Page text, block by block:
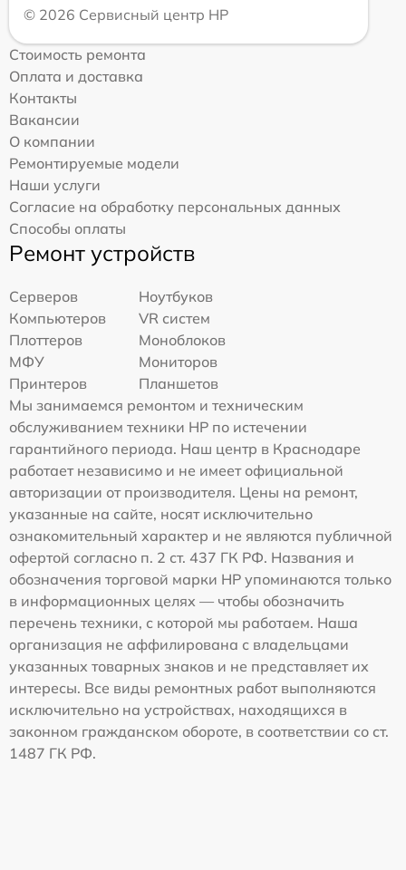
© 2026 Сервисный центр HP
Стоимость ремонта
Оплата и доставка
Контакты
Вакансии
О компании
Ремонтируемые модели
Наши услуги
Согласие на обработку персональных данных
Способы оплаты
Ремонт устройств
Серверов
Ноутбуков
Компьютеров
VR систем
Плоттеров
Моноблоков
МФУ
Мониторов
Принтеров
Планшетов
Мы занимаемся ремонтом и техническим
обслуживанием техники HP по истечении
гарантийного периода. Наш центр в Краснодаре
работает независимо и не имеет официальной
авторизации от производителя. Цены на ремонт,
указанные на сайте, носят исключительно
ознакомительный характер и не являются публичной
офертой согласно п. 2 ст. 437 ГК РФ. Названия и
обозначения торговой марки HP упоминаются только
в информационных целях — чтобы обозначить
перечень техники, с которой мы работаем. Наша
организация не аффилирована с владельцами
указанных товарных знаков и не представляет их
интересы. Все виды ремонтных работ выполняются
исключительно на устройствах, находящихся в
законном гражданском обороте, в соответствии со ст.
1487 ГК РФ.